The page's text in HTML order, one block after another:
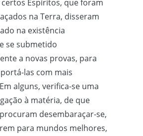
Espíritos, que foram
na Terra, disseram
na existência
se submetido
a novas provas, para
las com mais
alguns, verifica-se uma
à matéria, de que
desembaraçar-se,
para mundos melhores,